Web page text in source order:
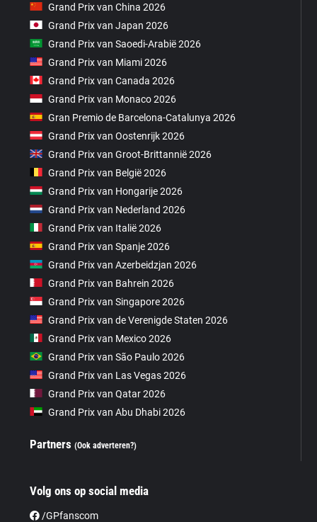
Grand Prix van China 2026
Grand Prix van Japan 2026
Grand Prix van Saoedi-Arabië 2026
Grand Prix van Miami 2026
Grand Prix van Canada 2026
Grand Prix van Monaco 2026
Gran Premio de Barcelona-Catalunya 2026
Grand Prix van Oostenrijk 2026
Grand Prix van Groot-Brittannië 2026
Grand Prix van België 2026
Grand Prix van Hongarije 2026
Grand Prix van Nederland 2026
Grand Prix van Italië 2026
Grand Prix van Spanje 2026
Grand Prix van Azerbeidzjan 2026
Grand Prix van Bahrein 2026
Grand Prix van Singapore 2026
Grand Prix van de Verenigde Staten 2026
Grand Prix van Mexico 2026
Grand Prix van São Paulo 2026
Grand Prix van Las Vegas 2026
Grand Prix van Qatar 2026
Grand Prix van Abu Dhabi 2026
Partners(Ook adverteren?)
Volg ons op social media
/GPfanscom